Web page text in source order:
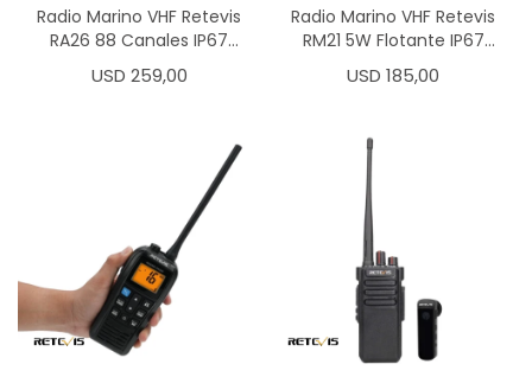
Radio Marino VHF Retevis
RA26 88 Canales IP67
Flotante NOAA
USD 259,00
Radio Marino VHF Retevis
RM21 5W Flotante IP67
NOAA Profesional
USD 185,00